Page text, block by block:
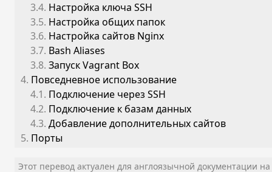
3.4. Настройка ключа SSH
3.5. Настройка общих папок
3.6. Настройка сайтов Nginx
3.7. Bash Aliases
3.8. Запуск Vagrant Box
4. Повседневное использование
4.1. Подключение через SSH
4.2. Подключение к базам данных
4.3. Добавление дополнительных сайтов
5. Порты
Этот перевод актуален для англоязычной документации на